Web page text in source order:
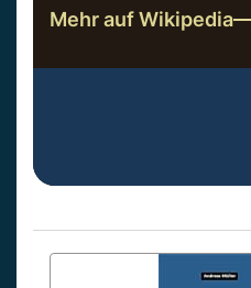
Mehr auf Wikipedia